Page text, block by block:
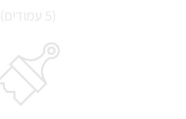
(5 עמודים)